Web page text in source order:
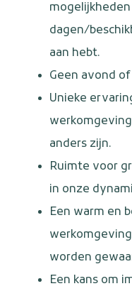
dagen/
aan hebt.
Geen avond
Unieke
anders zijn.
Ruimte voor
in onze
Een warm en
worden
Een kans om